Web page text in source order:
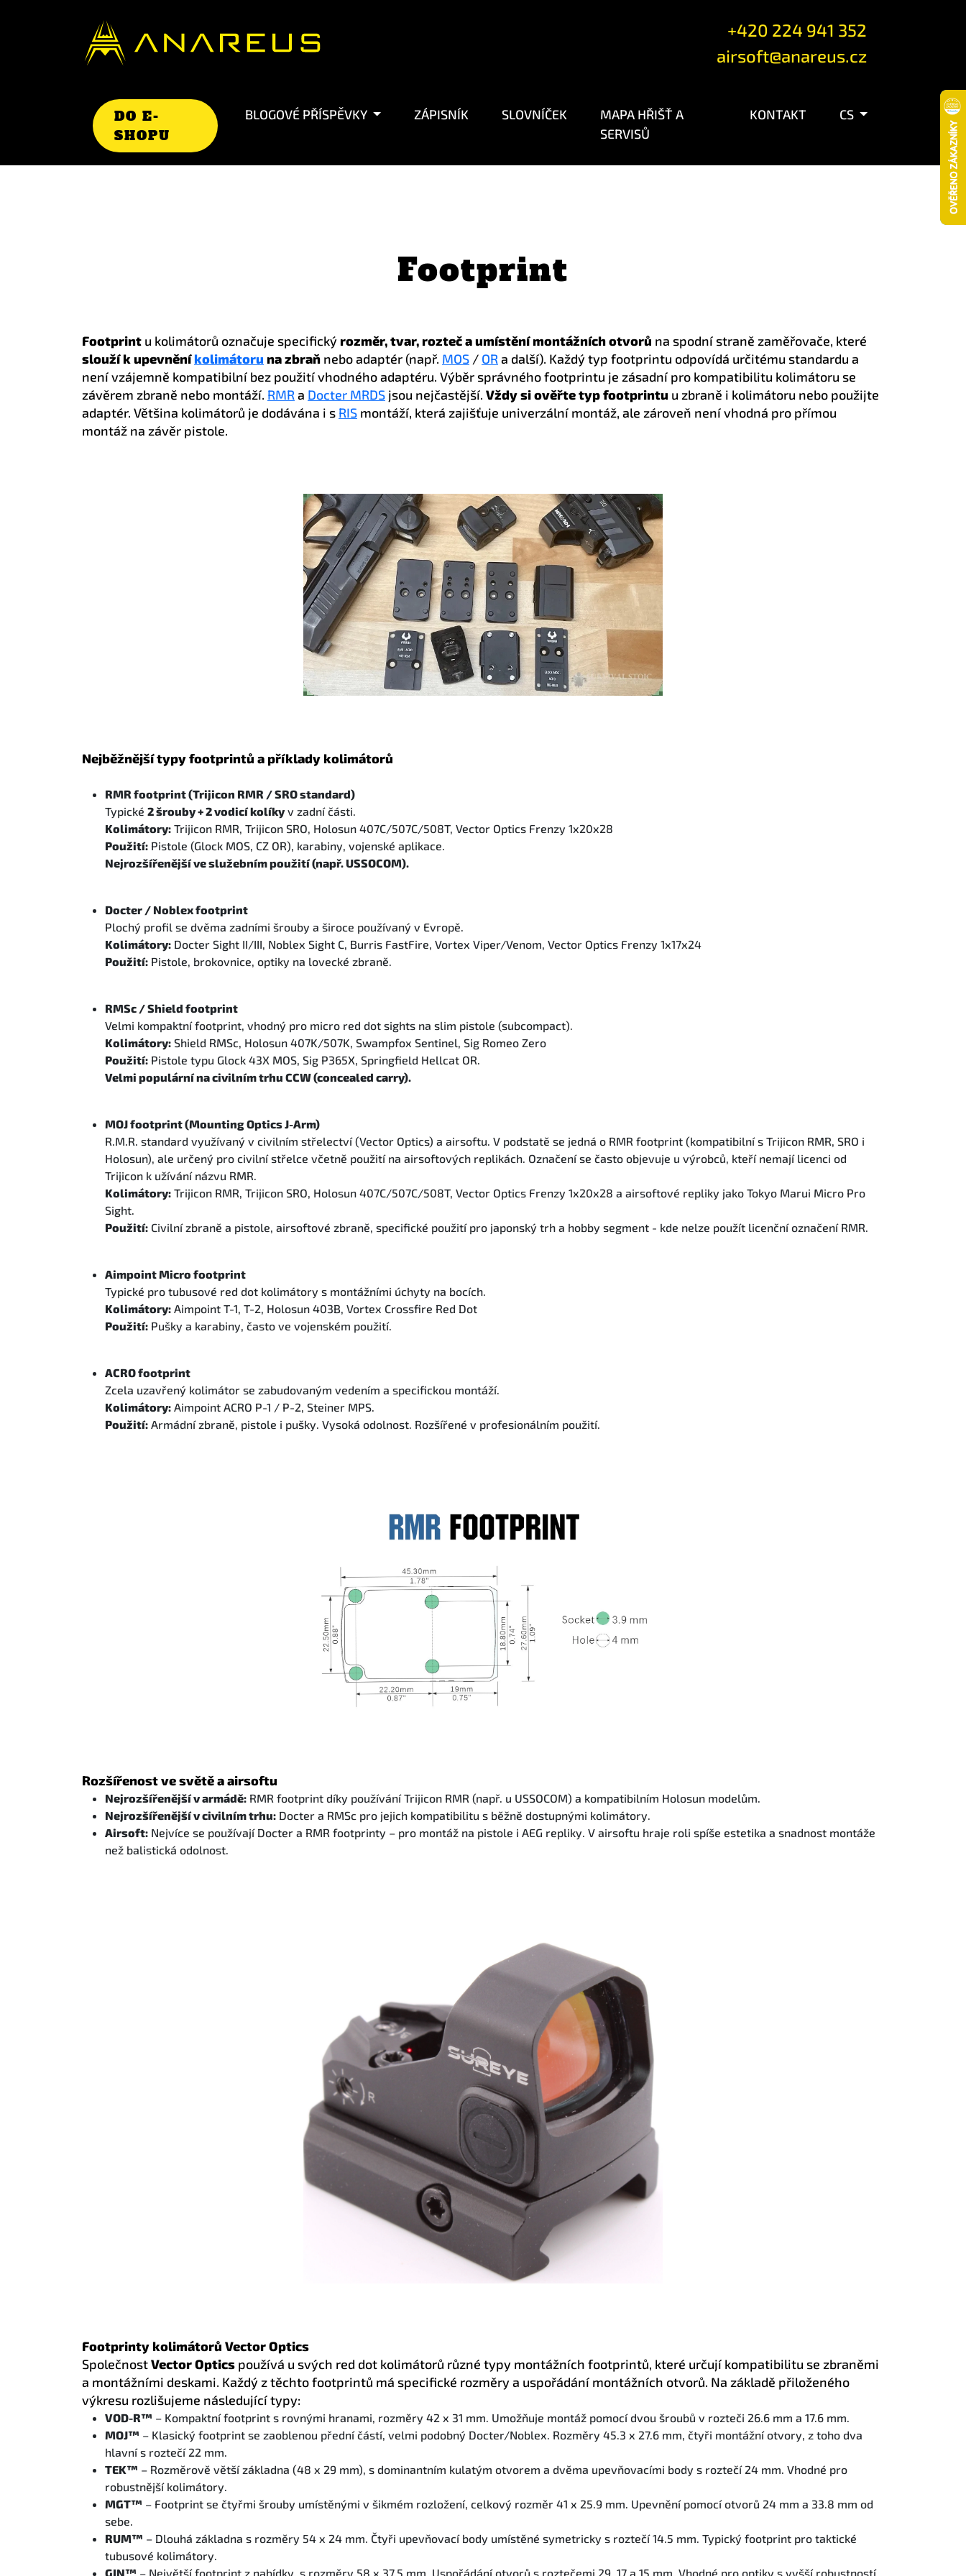
+420 224 941 352
airsoft@anareus.cz
DO E-
SHOPU
BLOGOVÉ PŘÍSPĚVKY ZÁPISNÍK SLOVNÍČEK
MAPA HŘIŠŤ A
SERVISŮ
KONTAKT CS
Footprint
Footprint u kolimátorů označuje specifický rozměr, tvar, rozteč a umístění montážních otvorů na spodní straně zaměřovače, které
slouží k upevněníkolimátoru na zbraň nebo adaptér (např. MOS / OR a další). Každý typ footprintu odpovídá určitému standardu a
není vzájemně kompatibilní bez použití vhodného adaptéru. Výběr správného footprintu je zásadní pro kompatibilitu kolimátoru se
závěrem zbraně nebo montáží. RMR a Docter MRDS jsou nejčastější. Vždy si ověřte typ footprintu u zbraně i kolimátoru nebo použijte
adaptér. Většina kolimátorů je dodávána i s RIS montáží, která zajišťuje univerzální montáž, ale zároveň není vhodná pro přímou
montáž na závěr pistole.
Nejběžnější typy footprintů a příklady kolimátorů
RMR footprint (Trijicon RMR / SRO standard)
Typické 2 šrouby + 2 vodicí kolíkyv zadní části.
Kolimátory: Trijicon RMR, Trijicon SRO, Holosun 407C/507C/508T, Vector Optics Frenzy 1x20x28
Použití: Pistole (Glock MOS, CZ OR), karabiny, vojenské aplikace.
Nejrozšířenější ve služebním použití (např. USSOCOM).
Docter / Noblex footprint
Plochý profil se dvěma zadními šrouby a široce používaný v Evropě.
Kolimátory: Docter Sight II/III, Noblex Sight C, Burris FastFire, Vortex Viper/Venom, Vector Optics Frenzy 1x17x24
Použití: Pistole, brokovnice, optiky na lovecké zbraně.
RMSc / Shield footprint
Velmi kompaktní footprint, vhodný pro micro red dot sights na slim pistole (subcompact).
Kolimátory: Shield RMSc, Holosun 407K/507K, Swampfox Sentinel, Sig Romeo Zero
Použití: Pistole typu Glock 43X MOS, Sig P365X, Springfield Hellcat OR.
Velmi populární na civilním trhu CCW (concealed carry).
MOJ footprint (Mounting Optics J-Arm)
R.M.R. standard využívaný v civilním střelectví (Vector Optics) a airsoftu. V podstatě se jedná o RMR footprint (kompatibilní s Trijicon RMR, SRO i
Holosun), ale určený pro civilní střelce včetně použití na airsoftových replikách. Označení se často objevuje u výrobců, kteří nemají licenci od
Trijicon k užívání názvu RMR.
Kolimátory: Trijicon RMR, Trijicon SRO, Holosun 407C/507C/508T, Vector Optics Frenzy 1x20x28 a airsoftové repliky jako Tokyo Marui Micro Pro
Sight.
Použití: Civilní zbraně a pistole, airsoftové zbraně, specifické použití pro japonský trh a hobby segment - kde nelze použít licenční označení RMR.
Aimpoint Micro footprint
Typické pro tubusové red dot kolimátory s montážními úchyty na bocích.
Kolimátory: Aimpoint T-1, T-2, Holosun 403B, Vortex Crossfire Red Dot
Použití: Pušky a karabiny, často ve vojenském použití.
ACRO footprint
Zcela uzavřený kolimátor se zabudovaným vedením a specifickou montáží.
Kolimátory: Aimpoint ACRO P-1 / P-2, Steiner MPS.
Použití: Armádní zbraně, pistole i pušky. Vysoká odolnost. Rozšířené v profesionálním použití.
Rozšířenost ve světě a airsoftu
Nejrozšířenější v armádě: RMR footprint díky používání Trijicon RMR (např. u USSOCOM) a kompatibilním Holosun modelům.
Nejrozšířenější v civilním trhu: Docter a RMSc pro jejich kompatibilitu s běžně dostupnými kolimátory.
Airsoft: Nejvíce se používají Docter a RMR footprinty – pro montáž na pistole i AEG repliky. V airsoftu hraje roli spíše estetika a snadnost montáže
než balistická odolnost.
Footprinty kolimátorů Vector Optics
SpolečnostVector Optics používá u svých red dot kolimátorů různé typy montážních footprintů, které určují kompatibilitu se zbraněmi
a montážními deskami. Každý z těchto footprintů má specifické rozměry a uspořádání montážních otvorů. Na základě přiloženého
výkresu rozlišujeme následující typy:
VOD-R™ – Kompaktní footprint s rovnými hranami, rozměry 42 x 31 mm. Umožňuje montáž pomocí dvou šroubů v rozteči 26.6 mm a 17.6 mm.
MOJ™ – Klasický footprint se zaoblenou přední částí, velmi podobný Docter/Noblex. Rozměry 45.3 x 27.6 mm, čtyři montážní otvory, z toho dva
hlavní s roztečí 22 mm.
TEK™ – Rozměrově větší základna (48 x 29 mm), s dominantním kulatým otvorem a dvěma upevňovacími body s roztečí 24 mm. Vhodné pro
robustnější kolimátory.
MGT™ – Footprint se čtyřmi šrouby umístěnými v šikmém rozložení, celkový rozměr 41 x 25.9 mm. Upevnění pomocí otvorů 24 mm a 33.8 mm od
sebe.
RUM™ – Dlouhá základna s rozměry 54 x 24 mm. Čtyři upevňovací body umístěné symetricky s roztečí 14.5 mm. Typický footprint pro taktické
tubusové kolimátory.
GIN™ – Největší footprint z nabídky, s rozměry 58 x 37.5 mm. Uspořádání otvorů s roztečemi 29, 17 a 15 mm. Vhodné pro optiky s vyšší robustností